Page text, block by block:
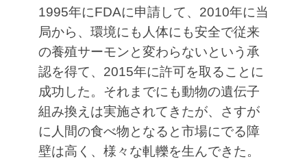
1995年にFDAに申請して、2010年に当
局から、環境にも人体にも安全で従来
の養殖サーモンと変わらないという承
認を得て、2015年に許可を取ることに
成功した。それまでにも動物の遺伝子
組み換えは実施されてきたが、さすが
に人間の食べ物となると市場にでる障
壁は高く、様々な軋轢を生んできた。